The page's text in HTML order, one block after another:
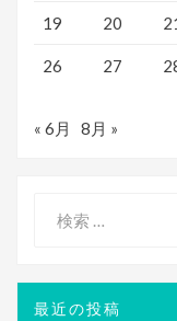
19 20
26 27
« 6月 8月 »
象:
最近の投稿